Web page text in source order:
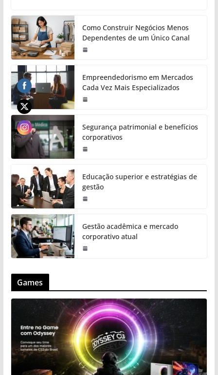
Como Construir Negócios Menos
Dependentes de um Único Canal
Empreendedorismo em Mercados
Cada Vez Mais Especializados
Segurança patrimonial e benefícios
corporativos
Educação superior e estratégias de
gestão
Gestão acadêmica e mercado
corporativo atual
Games